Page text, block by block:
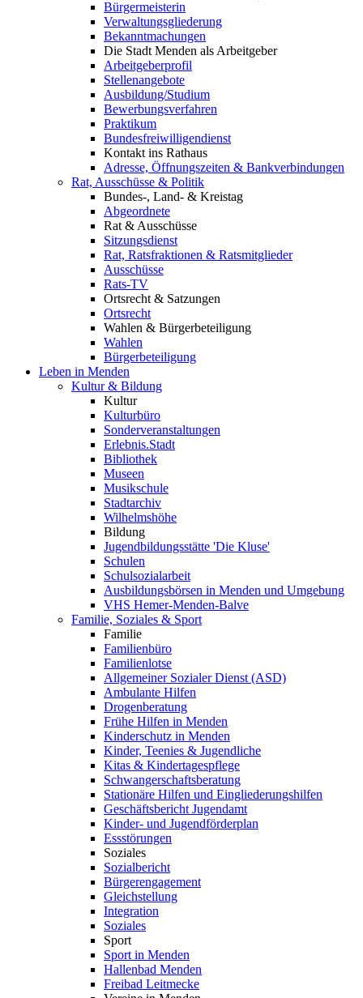
Bürgermeisterin
Verwaltungsgliederung
Bekanntmachungen
Die Stadt Menden als Arbeitgeber
Arbeitgeberprofil
Stellenangebote
Ausbildung/Studium
Bewerbungsverfahren
Praktikum
Bundesfreiwilligendienst
Kontakt ins Rathaus
Adresse, Öffnungszeiten & Bankverbindungen
Rat, Ausschüsse & Politik
Bundes-, Land- & Kreistag
Abgeordnete
Rat & Ausschüsse
Sitzungsdienst
Rat, Ratsfraktionen & Ratsmitglieder
Ausschüsse
Rats-TV
Ortsrecht & Satzungen
Ortsrecht
Wahlen & Bürgerbeteiligung
Wahlen
Bürgerbeteiligung
Leben in Menden
Kultur & Bildung
Kultur
Kulturbüro
Sonderveranstaltungen
Erlebnis.Stadt
Bibliothek
Museen
Musikschule
Stadtarchiv
Wilhelmshöhe
Bildung
Jugendbildungsstätte 'Die Kluse'
Schulen
Schulsozialarbeit
Ausbildungsbörsen in Menden und Umgebung
VHS Hemer-Menden-Balve
Familie, Soziales & Sport
Familie
Familienbüro
Familienlotse
Allgemeiner Sozialer Dienst (ASD)
Ambulante Hilfen
Drogenberatung
Frühe Hilfen in Menden
Kinderschutz in Menden
Kinder, Teenies & Jugendliche
Kitas & Kindertagespflege
Schwangerschaftsberatung
Stationäre Hilfen und Eingliederungshilfen
Geschäftsbericht Jugendamt
Kinder- und Jugendförderplan
Essstörungen
Soziales
Sozialbericht
Bürgerengagement
Gleichstellung
Integration
Soziales
Sport
Sport in Menden
Hallenbad Menden
Freibad Leitmecke